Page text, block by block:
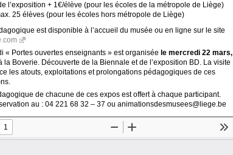
l’exposition + 1€/élève (pour les écoles de la métropole de Liège)
25 élèves (pour les écoles hors métropole de Liège)
est disponible à l’accueil du musée ou en ligne sur le site
« Portes ouvertes enseignants » est organisée le mercredi 22 mars,
la Boverie. Découverte de la Biennale et de l’exposition BD. La visite
les atouts, exploitations et prolongations pédagogiques de ces
de chacune de ces expos est offert à chaque participant.
au : 04 221 68 32 – 37 ou animationsdesmusees@liege.be